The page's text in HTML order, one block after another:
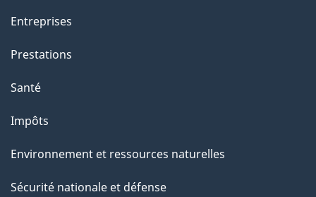
i
o
s
u
c
e
Entreprises
Prestations
Santé
Impôts
Environnement et ressources naturelles
Sécurité nationale et défense